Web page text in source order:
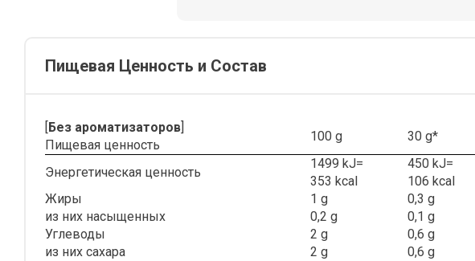
Пищевая Ценность и Состав
[Без ароматизаторов]
Пищевая ценность
100 g 30 g*
Энергетическая ценность
1499 kJ=
353 kcal
450 kJ=
106 kcal
Жиры
1 g
0,3 g
из них насыщенных
0,2 g
0,1 g
Углеводы
2 g
0,6 g
из них сахара
2 g
0,6 g